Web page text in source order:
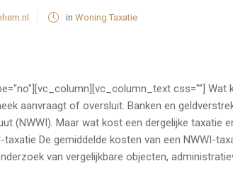
in Woning Taxatie
css=""]
aanvraagt of oversluit. Banken en
(NWWI). Maar wat kost een dergelijke taxatie
taxatie De gemiddelde kosten van een NWWI-
van vergelijkbare objecten,